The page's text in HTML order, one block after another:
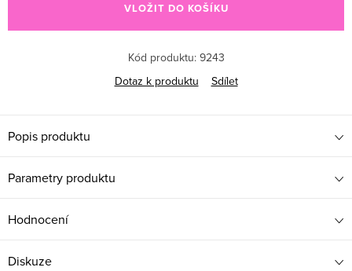
VLOŽIT DO KOŠÍKU
Kód produktu: 9243
Dotaz k produktu
Sdílet
Popis produktu
Parametry produktu
Hodnocení
Diskuze